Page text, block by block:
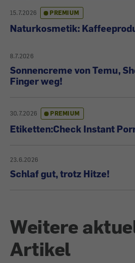
15.7.2026 PREMIUM
Naturkosmetik:
8.7.2026
Sonnencreme von Temu,
Finger weg!
30.7.2026 PREMIUM
Etiketten:Check Instant
23.6.2026
Schlaf gut, trotz Hitze!
Weitere
Artikel